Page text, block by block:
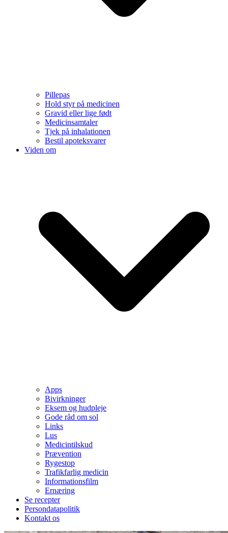
Pillepas
Hold styr på medicinen
Gravid eller lige født
Medicinsamtaler
Tjek på inhalationen
Bestil apoteksvarer
Viden om
Apps
Bivirkninger
Eksem og hudpleje
Gode råd om sol
Links
Lus
Medicintilskud
Prævention
Rygestop
Trafikfarlig medicin
Informationsfilm
Ernæring
Se recepter
Persondatapolitik
Kontakt os